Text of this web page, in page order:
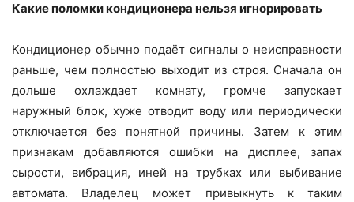
Какие поломки кондиционера нельзя игнорировать
Кондиционер обычно подаёт сигналы о неисправности
раньше, чем полностью выходит из строя. Сначала он
дольше охлаждает комнату, громче запускает
наружный блок, хуже отводит воду или периодически
отключается без понятной причины. Затем к этим
признакам добавляются ошибки на дисплее, запах
сырости, вибрация, иней на трубках или выбивание
автомата. Владелец может привыкнуть к таким